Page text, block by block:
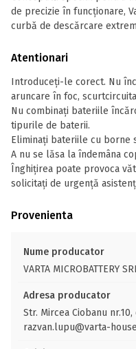
de precizie în funcționare,
curbă de descărcare
Atentionari
Introduceți-le corect. Nu
aruncare în foc,
Nu combinați bateriile
tipurile de baterii.
Eliminați bateriile cu borne
A nu se lăsa la îndemâna
Înghițirea poate provoca
solicitați de urgență
Provenienta
Nume producator
VARTA MICROBATTERY
Adresa producator
Str. Mircea Ciobanu
razvan.lupu@varta-